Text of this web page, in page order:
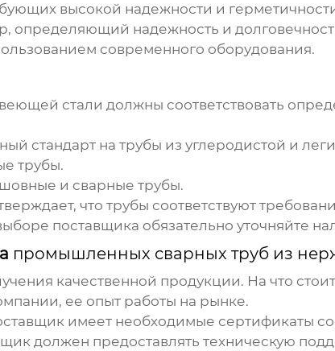
высокой надежности и
определяющий надежность и
современного оборудования.
стали должны соответствовать
стандарт на трубы из углеродистой и
трубы.
и сварные трубы.
что трубы соответствуют
поставщика обязательно уточняйте
промышленных сварных труб из
качественной продукции. На что
ее опыт работы на рынке.
имеет необходимые сертификаты
должен предоставлять техническую